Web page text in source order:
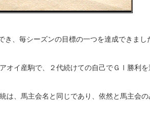
、毎シーズンの目標の一つを達成できまし
オイ産駒で、２代続けての自己でＧⅠ勝利を
は、馬主会名と同じであり、依然と馬主会